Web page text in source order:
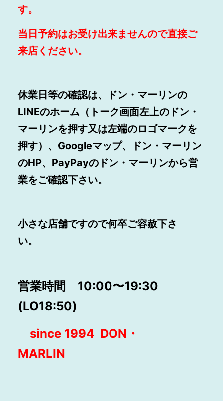
す。
当日予約はお受け出来ませんので直接ご
来店ください。
休業日等の確認は、ドン・マーリンの
LINEのホーム（トーク画面左上のドン・
マーリンを押す又は左端のロゴマークを
押す）、Googleマップ、ドン・マーリン
のHP、PayPayのドン・マーリンから営
業をご確認下さい。
小さな店舗ですので何卒ご容赦下さ
い。
営業時間 10:00〜19:30
(LO18:50)
since 1994 DON・
MARLIN